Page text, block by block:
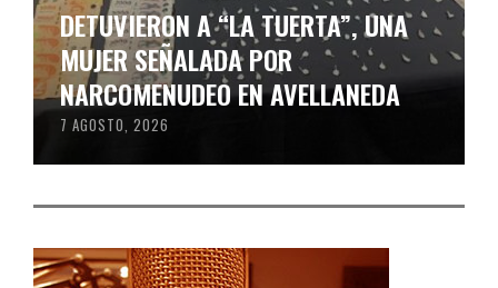
DETUVIERON A “LA TUERTA”, UNA
MUJER SEÑALADA POR
NARCOMENUDEO EN AVELLANEDA
7 AGOSTO, 2026